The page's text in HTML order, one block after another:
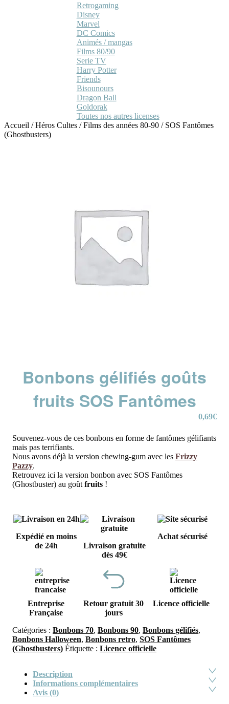
Retrogaming
Disney
Marvel
DC Comics
Animés / mangas
Films 80/90
Serie TV
Harry Potter
Friends
Bisounours
Dragon Ball
Goldorak
Toutes nos autres licenses
Accueil /Héros Cultes /Films des années 80-90 / SOS Fantômes
(Ghostbusters)
Bonbons gélifiés goûts
fruits SOS Fantômes
0,69€
Souvenez-vous de ces bonbons en forme de fantômes gélifiants
mais pas terrifiants.
Nous avons déjà la version chewing-gum avec les Frizzy
Pazzy.
Retrouvez ici la version bonbon avec SOS Fantômes
(Ghostbuster) au goût fruits !
Expédié en moins
de 24h
Livraison gratuite
dès 49€
Achat sécurisé
Entreprise
Française
Retour gratuit 30
jours
Licence officielle
Catégories : Bonbons 70, Bonbons 90, Bonbons gélifiés,
Bonbons Halloween, Bonbons retro, SOS Fantômes
(Ghostbusters) Étiquette : Licence officielle
Description
Informations complémentaires
Avis (0)